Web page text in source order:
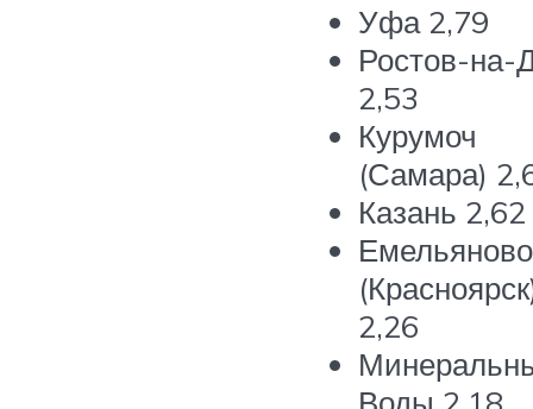
Уфа 2,79
Ростов-на-
2,53
Курумоч
(Самара)
Казань 2,62
Емельяново
2,26